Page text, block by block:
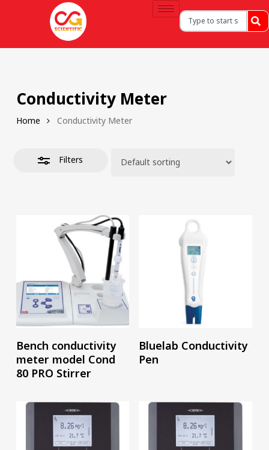
Conductivity Meter
Home Conductivity Meter
Filters
อ่านเพิ่ม
Bench conductivity
meter model Cond
80 PRO Stirrer
อ่านเพิ่ม
Bluelab Conductivity
Pen